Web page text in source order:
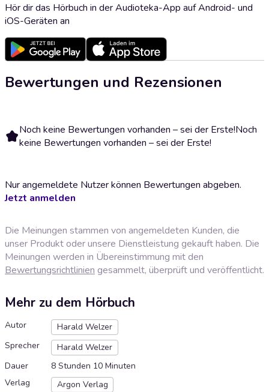
Hör dir das Hörbuch in der Audioteka-App auf Android- und
iOS-Geräten an
Bewertungen und Rezensionen
Noch keine Bewertungen vorhanden – sei der Erste!Noch
keine Bewertungen vorhanden – sei der Erste!
Nur angemeldete Nutzer können Bewertungen abgeben.
Jetzt anmelden
Die Meinungen stammen von angemeldeten Kunden, die
unser Produkt oder unsere Dienstleistung gekauft haben. Die
Meinungen werden in Übereinstimmung mit den
Bewertungsrichtlinien gesammelt, überprüft und veröffentlicht.
Mehr zu dem Hörbuch
Autor
Harald Welzer
Sprecher
Harald Welzer
Dauer
8 Stunden 10 Minuten
Verlag
Argon Verlag